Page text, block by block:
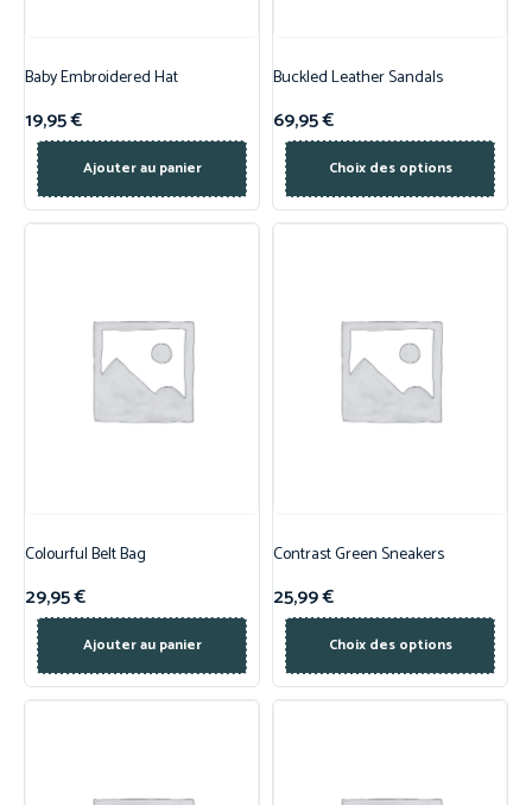
Baby Embroidered Hat
19,95€
Ajouter au panier
Buckled Leather Sandals
69,95€
Choix des options
Colourful Belt Bag
29,95€
Ajouter au panier
Contrast Green Sneakers
25,99€
Choix des options